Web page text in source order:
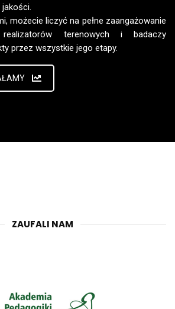
możecie liczyć na pełne zaangażowanie
realizatorów terenowych i badaczy
przez wszystkie jego etapy.
ZAUFALI NAM